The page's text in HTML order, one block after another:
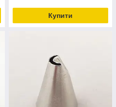
Купити